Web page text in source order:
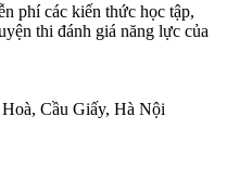
phí các kiến thức học tập,
thi đánh giá năng lực của
Cầu Giấy, Hà Nội